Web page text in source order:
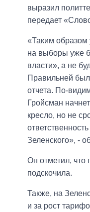
выразил
передает
«Таким образом
на выборы уже
власти», а не
Правильней
отчета. По-
Гройсман
кресло, но не
Зеленского», -
Он отметил, что
подскочила.
Также, на
и за рост